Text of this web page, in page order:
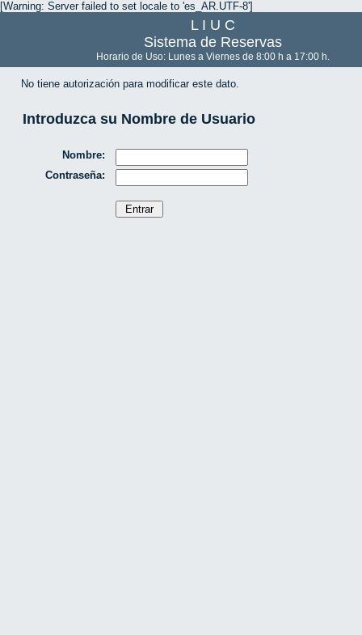
[Warning: Server failed to set locale to 'es_AR.UTF-8']
L I U C
Sistema de Reservas
Horario de Uso: Lunes a Viernes de 8:00 h a 17:00 h.
No tiene autorización para modificar este dato.
Introduzca su Nombre de Usuario
Nombre:
Contraseña: